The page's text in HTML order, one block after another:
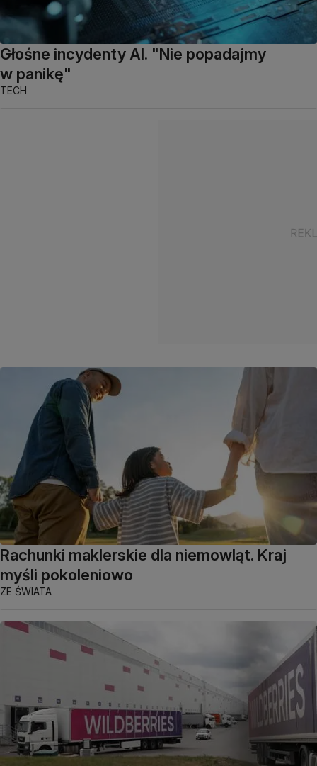
Głośne incydenty AI. "Nie popadajmy
w panikę"
TECH
Rachunki maklerskie dla niemowląt. Kraj
myśli pokoleniowo
ZE ŚWIATA